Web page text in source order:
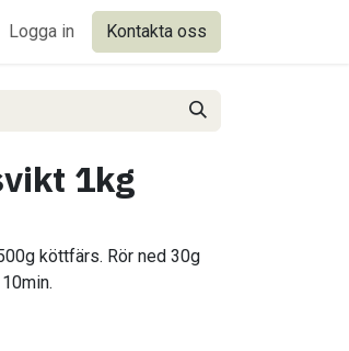
Logga in Kontakta oss
1kg
köttfärs. Rör ned 30g